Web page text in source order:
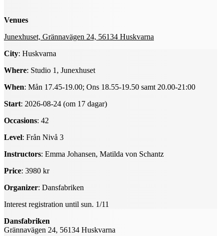
Venues
Junexhuset, Grännavägen 24, 56134 Huskvarna
City: Huskvarna
Where: Studio 1, Junexhuset
When: Mån 17.45-19.00; Ons 18.55-19.50 samt 20.00-21:00
Start: 2026-08-24 (om 17 dagar)
Occasions: 42
Level: Från Nivå 3
Instructors: Emma Johansen, Matilda von Schantz
Price: 3980 kr
Organizer: Dansfabriken
Interest registration until sun. 1/11
Dansfabriken
Grännavägen 24, 56134 Huskvarna